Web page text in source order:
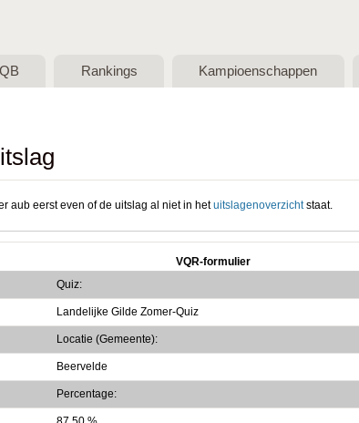
Rankings Kampioenschappen
aub eerst even of de uitslag al niet in hetuitslagenoverzichtstaat.
VQR-formulier
Quiz:
Landelijke Gilde Zomer-Quiz
Locatie (Gemeente):
Beervelde
Percentage: